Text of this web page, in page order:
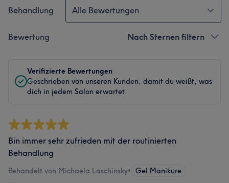
Behandlung Alle Bewertungen
Bewertung Nach Sternen filtern
Verifizierte Bewertungen
Geschrieben von unseren Kunden, damit du weißt, was
dich in jedem Salon erwartet.
Bin immer sehr zufrieden mit der routinierten
Behandlung
Behandelt von Michaela Laschinsky• Gel Maniküre